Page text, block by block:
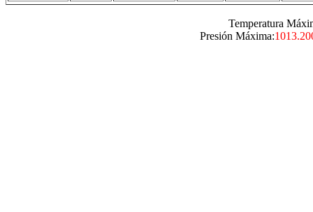
Temperatura
Presión Máxima: